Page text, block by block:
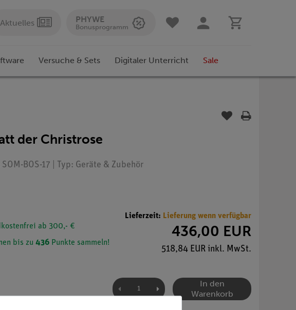
Aktuelles PHYWE
Bonusprogramm
Versuche & Sets Digitaler Unterricht Sale
der Christrose
BOS-17 | Typ: Geräte & Zubehör
ab 300,- €
bis zu 436 Punkte sammeln!
Lieferzeit: Lieferung wenn verfügbar
436,00 EUR
518,84 EUR inkl. MwSt.
In den
Warenkorb